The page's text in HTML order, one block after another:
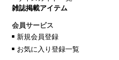
雑誌掲載アイテム
会員サービス
新規会員登録
お気に入り登録一覧